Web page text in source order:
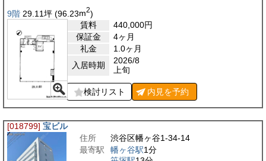
9階 29.11坪 (96.23m2)
賃料
440,000円
保証金
4ヶ月
礼金
1.0ヶ月
入居時期
2026/8
上旬
検討リスト 内見を予約
[018799] 宝ビル
住所
渋谷区幡ヶ谷1-34-14
最寄駅
幡ヶ谷駅1分